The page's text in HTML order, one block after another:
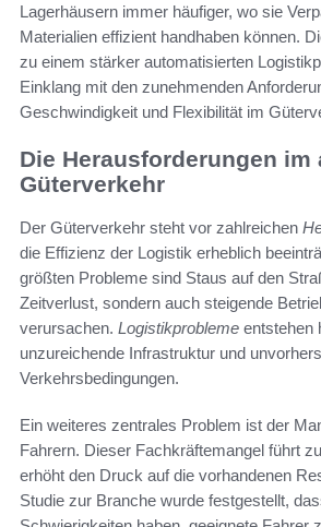
Lagerhäusern immer häufiger, wo sie
Materialien effizient handhaben können.
zu einem stärker automatisierten
Einklang mit den zunehmenden
Geschwindigkeit und Flexibilität im
Die Herausforderungen im
Güterverkehr
Der Güterverkehr steht vor zahlreichen
die Effizienz der Logistik erheblich
größten Probleme sind Staus auf den
Zeitverlust, sondern auch steigende
verursachen. Logistikprobleme entstehen
unzureichende Infrastruktur und
Verkehrsbedingungen.
Ein weiteres zentrales Problem ist der
Fahrern. Dieser Fachkräftemangel führt
erhöht den Druck auf die vorhandenen
Studie zur Branche wurde festgestellt,